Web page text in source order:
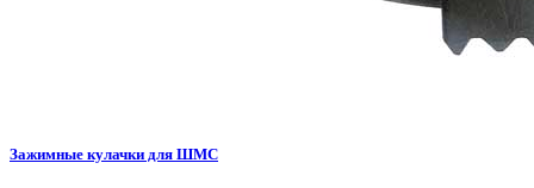
Зажимные кулачки для ШМС